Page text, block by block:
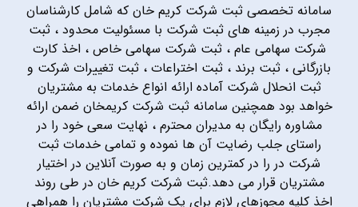
سامانه تخصصی ثبت شرکت کریم خان که شامل کارشناسان
مجرب در زمینه های ثبت شرکت با مسئولیت محدود ، ثبت
شرکت سهامی عام ، ثبت شرکت سهامی خاص ، اخذ کارت
بازرگانی ، ثبت برند ، ثبت اختراعات ، ثبت تغییرات شرکت و
ثبت انحلال شرکت آماده ارائه انواع خدمات به مشتریان
خواهد بود همچنین سامانه ثبت شرکت کریمخان ضمن ارائه
مشاوره رایگان به مدیران محترم ، نهایت سعی خود را در
راستای جلب رضایت آن ها نموده و تمامی خدمات ثبت
شرکت در را در کمترین زمان و به صورت آنلاین در اختیار
مشتریان قرار می دهد.ثبت شرکت کریم خان در طی روند
اخذ کلیه مجوزهای لازم برای یک شرکت مشتریان را همراهی